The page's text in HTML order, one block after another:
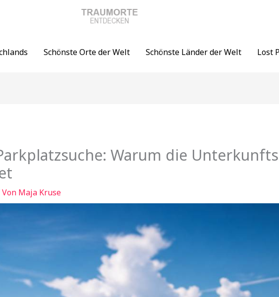
Schönste Orte der Welt Schönste Länder der Welt Lost
Warum die
Maja Kruse